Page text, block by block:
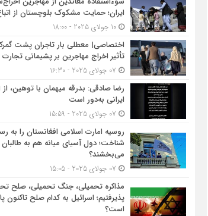
ایران؛ حمایت مشکوک بلوچستان از
10 جولای 2025 - 18:00
اختصاصی| معطلی بار تاجران پشت
تأثیر اخراج مهاجرین بر پشیمانی تجارت
رضا صادقی: بدرقه میهمان با توهین،
ایرانی به‌دور است
روسیه امارت اسلامی افغانستان را به
شناخت؛ دول آسیای میانه هم به طالبان
می‎‌بخشند؟
مذاکره تحمیلی، جنگ تحمیلی، صلح
پذیرفتیم؛ اسرائیل به کدام صلح تاکنون
است؟